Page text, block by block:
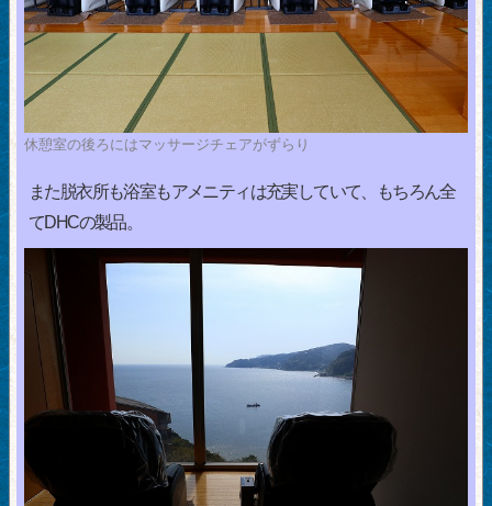
休憩室の後ろにはマッサージチェアがずらり
また脱衣所も浴室もアメニティは充実していて、もちろん全
てDHCの製品。